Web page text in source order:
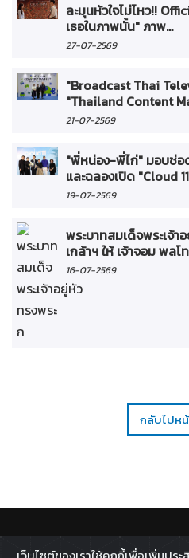
ละมุนหัวใจไม่ไหว!!
เธอในภาพนั้น" ภาพ...
27-07-2569
"Broadcast Thai
"Thailand Content
21-07-2569
"พี่หน่อง-พี่ไก่" มอบช่อ
และฉลองเปิด "Cloud
19-07-2569
พระบาทสมเด็จพระเจ้
เกล้าฯ ให้ เจ้าจอม พล
16-07-2569
กลับไปห